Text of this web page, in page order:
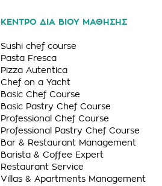
ΚΕΝΤΡΟ ΔΙΑ ΒΙΟΥ ΜΑΘΗΣΗΣ
Sushi chef course
Pasta Fresca
Pizza Autentica
Chef on a Yacht
Basic Chef Course
Basic Pastry Chef Course
Professional Chef Course
Professional Pastry Chef Course
Bar & Restaurant Management
Barista & Coffee Expert
Restaurant Service
Villas & Apartments Management